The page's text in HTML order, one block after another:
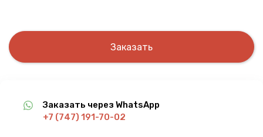
Заказать
Заказать через WhatsApp
+7 (747) 191-70-02